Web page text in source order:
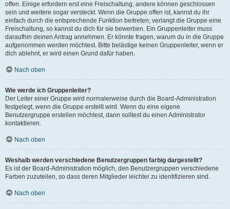
offen. Einige erfordern erst eine Freischaltung, andere können geschlossen
sein und weitere sogar versteckt. Wenn die Gruppe offen ist, kannst du ihr
einfach durch die entsprechende Funktion beitreten; verlangt die Gruppe eine
Freischaltung, so kannst du dich für sie bewerben. Ein Gruppenleiter muss
daraufhin deinen Antrag annehmen. Er könnte fragen, warum du in die Gruppe
aufgenommen werden möchtest. Bitte belästige keinen Gruppenleiter, wenn er
dich ablehnt, er wird einen Grund dafür haben.
Nach oben
Wie werde ich Gruppenleiter?
Der Leiter einer Gruppe wird normalerweise durch die Board-Administration
festgelegt, wenn die Gruppe erstellt wird. Wenn du eine eigene
Benutzergruppe erstellen möchtest, dann solltest du einen Administrator
kontaktieren.
Nach oben
Weshalb werden verschiedene Benutzergruppen farbig dargestellt?
Es ist der Board-Administration möglich, den Benutzergruppen verschiedene
Farben zuzuteilen, so dass deren Mitglieder leichter zu identifizieren sind.
Nach oben